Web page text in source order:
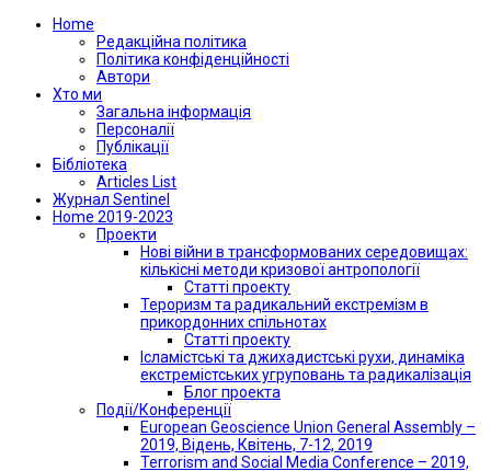
Home
Редакційна політика
Політика конфіденційності
Автори
Хто ми
Загальна інформація
Персоналії
Публікації
Бібліотека
Articles List
Журнал Sentinel
Home 2019-2023
Проекти
Нові війни в трансформованих середовищах:
кількісні методи кризової антропології
Статті проекту
Тероризм та радикальний екстремізм в
прикордонних спільнотах
Статті проекту
Ісламістські та джихадистські рухи, динаміка
екстремістських угруповань та радикалізація
Блог проекта
Події/Конференції
European Geoscience Union General Assembly –
2019, Відень, Квітень, 7-12, 2019
Terrorism and Social Media Conference – 2019,